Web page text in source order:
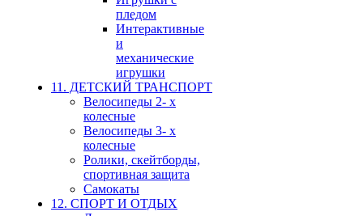
пледом
Интерактивные
и
механические
игрушки
11. ДЕТСКИЙ ТРАНСПОРТ
Велосипеды 2- х
колесные
Велосипеды 3- х
колесные
Ролики, скейтборды,
спортивная защита
Самокаты
12. СПОРТ И ОТДЫХ